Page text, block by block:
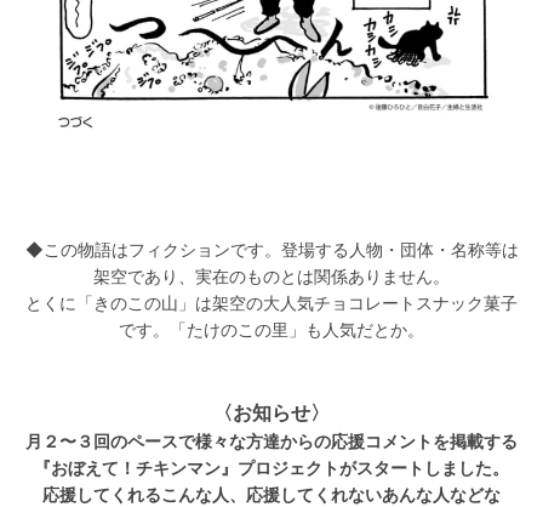
◆この物語はフィクションです。登場する人物・団体・名称等は
架空であり、実在のものとは関係ありません。
とくに「きのこの山」は架空の大人気チョコレートスナック菓子
です。「たけのこの里」も人気だとか。
〈お知らせ〉
月２〜３回のペースで様々な方達からの応援コメントを掲載する
『おぼえて！チキンマン』プロジェクトがスタートしました。
応援してくれるこんな人、応援してくれないあんな人などな